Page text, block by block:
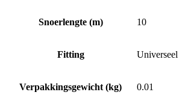
Snoerlengte (m) 10
Fitting Universeel
Verpakkingsgewicht (kg) 0.01